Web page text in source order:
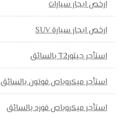
ارخص ايجار سيارات
ارخص ايجار سيارة SUV
استأجر جيتورT2 بالسائق
استأجر ميكروباص فوتون بالسائق
استأجر ميكروباص فورد بالسائق